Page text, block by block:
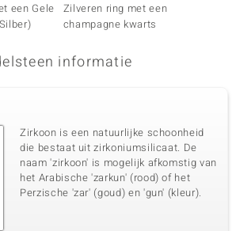
een Gele
Zilveren ring met een
champagne kwarts
informatie
Zirkoon is een natuurlijke schoonheid
die bestaat uit zirkoniumsilicaat. De
naam 'zirkoon' is mogelijk afkomstig van
het Arabische 'zarkun' (rood) of het
Perzische 'zar' (goud) en 'gun' (kleur).